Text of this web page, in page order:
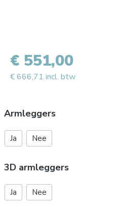
Armleggers
Ja Nee
3D armleggers
Ja Nee
€ 551,00
€ 666,71 incl. btw